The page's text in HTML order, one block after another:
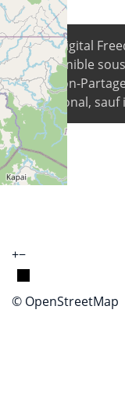
+−
© OpenStreetMap
© 2026Digital
est disponible
Attribution-
International,